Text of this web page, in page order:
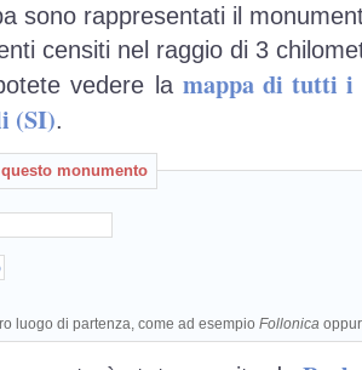
sono rappresentati il
censiti nel raggio di 3
vedere la mappa di tutti i
(SI).
monumento
luogo di partenza, come ad esempio Follonica